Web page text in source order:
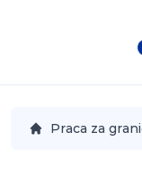
Praca za